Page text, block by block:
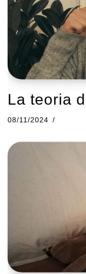
La teoria
08/11/2024